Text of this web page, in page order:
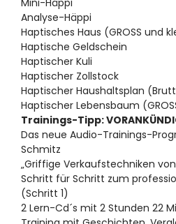
Mini-Häppi
Analyse-Häppi
Haptisches Haus (GROSS und
Haptische Geldschein
Haptischer Kuli
Haptischer Zollstock
Haptischer Haushaltsplan
Haptischer Lebensbaum
Trainings-Tipp:
Das neue Audio-Trainings-
Schmitz
„Griffige Verkaufstechniken
Schritt für Schritt zum
(Schritt 1)
2 Lern-Cd´s mit 2 Stunden 22